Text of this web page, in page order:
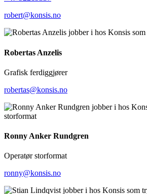
robert@konsis.no
Robertas Anzelis
Grafisk ferdiggjører
robertas@konsis.no
Ronny Anker Rundgren
Operatør storformat
ronny@konsis.no